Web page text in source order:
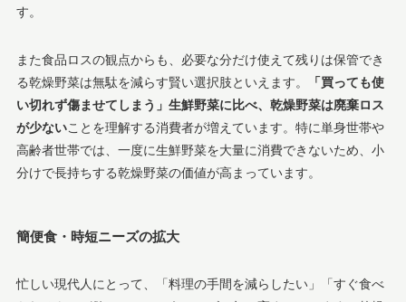
す。
また食品ロスの観点からも、必要な分だけ使えて残りは保管でき
る乾燥野菜は無駄を減らす賢い選択肢といえます。
「買っても使
い切れず傷ませてしまう」生鮮野菜に比べ、乾燥野菜は廃棄ロス
が少ないことを理解する消費者が増えています​。特に単身世帯や
高齢者世帯では、一度に生鮮野菜を大量に消費できないため、小
分けで長持ちする乾燥野菜の価値が高まっています。
簡便食・時短ニーズの拡大
忙しい現代人にとって、「料理の手間を減らしたい」「すぐ食べ